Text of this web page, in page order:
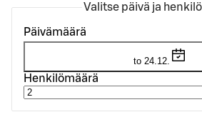
Valitse päivä ja
Päivämäärä
to 24.12.
Henkilömäärä